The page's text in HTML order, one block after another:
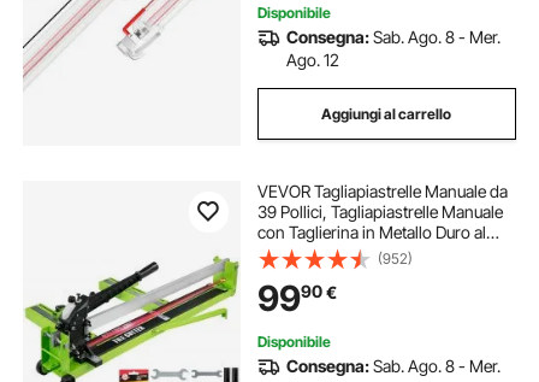
Disponibile
Consegna:Sab. Ago. 8 - Mer.
Ago. 12
Aggiungi al carrello
VEVOR Tagliapiastrelle Manuale da
39 Pollici, Tagliapiastrelle Manuale
con Taglierina in Metallo Duro al
Carburo di Tungsteno, Taglierina
Professionale per Plancia in Vinile,
Guida Laser Regolabile
(952)
9990€
Disponibile
Consegna:Sab. Ago. 8 - Mer.